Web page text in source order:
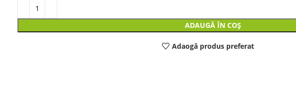
ADAUGĂ ÎN COȘ
Adaogă produs preferat